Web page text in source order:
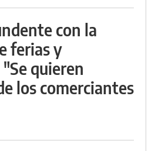
con la
ferias y
quieren
los comerciantes